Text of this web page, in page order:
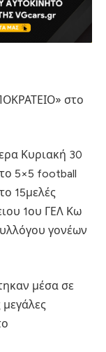
στο
Κυριακή 30
5×5 football
15μελές
1ου ΓΕΛ Κω
γονέων
μέσα σε